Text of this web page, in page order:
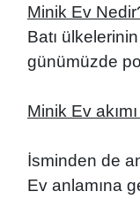
Minik Ev
Batı
günümüzde
Minik Ev
İsminden de
Ev anlamına